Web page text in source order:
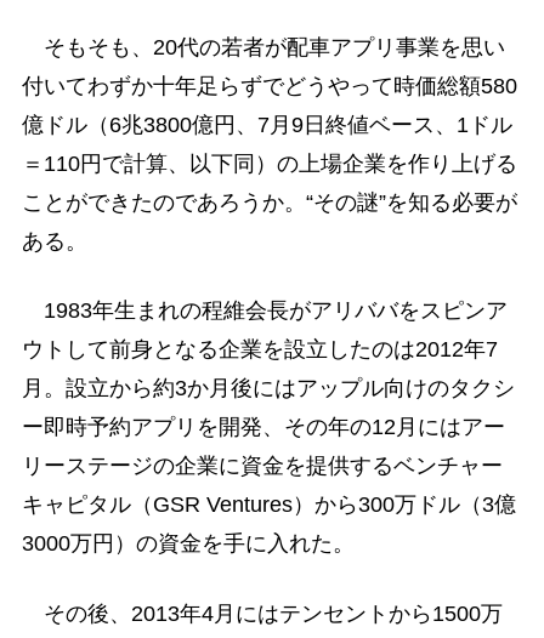
そもそも、20代の若者が配車アプリ事業を思い
付いてわずか十年足らずでどうやって時価総額580
億ドル（6兆3800億円、7月9日終値ベース、1ドル
＝110円で計算、以下同）の上場企業を作り上げる
ことができたのであろうか。“その謎”を知る必要が
ある。
1983年生まれの程維会長がアリババをスピンア
ウトして前身となる企業を設立したのは2012年7
月。設立から約3か月後にはアップル向けのタクシ
ー即時予約アプリを開発、その年の12月にはアー
リーステージの企業に資金を提供するベンチャー
キャピタル（GSR Ventures）から300万ドル（3億
3000万円）の資金を手に入れた。
その後、2013年4月にはテンセントから1500万